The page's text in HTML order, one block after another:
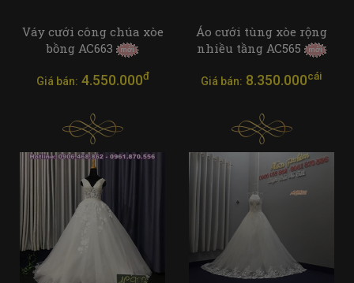
Váy cưới công chúa xòe
bồng AC663
Giá bán: 4.550.000đ
Áo cưới tùng xòe rộng
nhiều tầng AC565
Giá bán: 8.350.000cái